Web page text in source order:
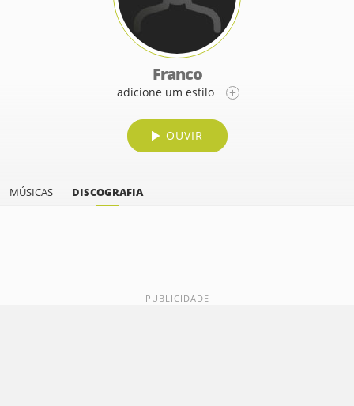
Franco
adicione um estilo
OUVIR
MÚSICAS DISCOGRAFIA